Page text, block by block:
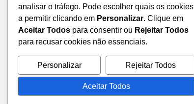
analisar o tráfego. Pode escolher quais os cookies
a permitir clicando em Personalizar. Clique em
Aceitar Todos para consentir ou Rejeitar Todos
para recusar cookies não essenciais.
Personalizar Rejeitar Todos
Aceitar Todos